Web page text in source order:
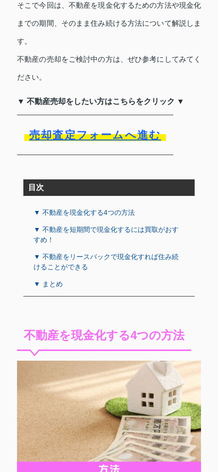
そこで今回は、不動産を現金化するための方法や現金化
までの期間、そのまま住み続ける方法について解説しま
す。
不動産の売却をご検討中の方は、ぜひ参考にしてみてく
ださい。
▼ 不動産売却をしたい方はこちらをクリック ▼
売却査定フォームへ進む
目次
▼ 不動産を現金化する4つの方法
▼ 不動産を短期間で現金化するには買取がおす
すめ！
▼ 不動産をリースバックで現金化すれば住み続
けることができる
▼ まとめ
不動産を現金化する4つの方法